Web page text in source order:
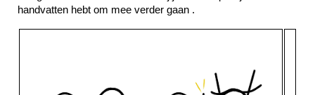
handvatten hebt om mee verder gaan .